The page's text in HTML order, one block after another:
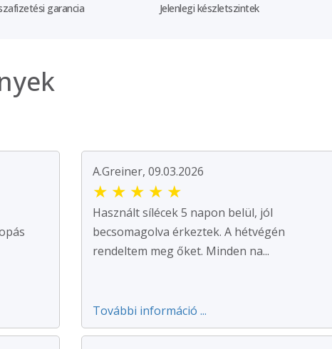
garancia Jelenlegi készletszintek
A.Greiner, 09.03.2026
★ ★ ★ ★ ★
Használt sílécek 5 napon belül, jól
becsomagolva érkeztek. A hétvégén
rendeltem meg őket. Minden na...
További információ ...